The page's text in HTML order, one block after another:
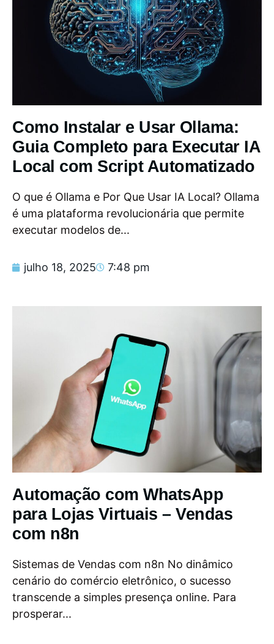
Como Instalar e Usar Ollama:
Guia Completo para Executar IA
Local com Script Automatizado
O que é Ollama e Por Que Usar IA Local? Ollama
é uma plataforma revolucionária que permite
executar modelos de...
julho 18, 2025 7:48 pm
Automação com WhatsApp
para Lojas Virtuais – Vendas
com n8n
Sistemas de Vendas com n8n No dinâmico
cenário do comércio eletrônico, o sucesso
transcende a simples presença online. Para
prosperar...